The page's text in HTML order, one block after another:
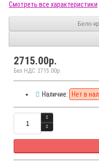
Смотреть все характеристики
2715.00р.
Без НДС: 2715.00р.
Наличие: Нет в